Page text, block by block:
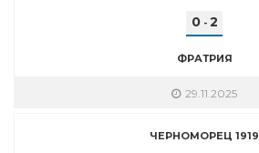
0- 2
ФРАТРИЯ
29.11.2025
ЧЕРНОМОРЕЦ 1919